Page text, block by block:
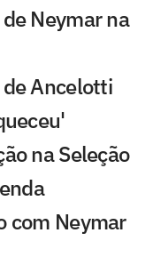
Neymar na
Ancelotti
na Seleção
com Neymar